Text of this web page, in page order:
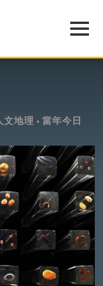
文地理 當年今日